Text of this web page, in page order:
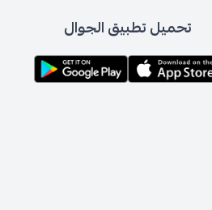
تحميل تطبيق الجوال